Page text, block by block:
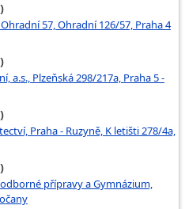
57, Ohradní 126/57, Praha 4
a.s., Plzeňská 298/217a, Praha 5 -
Praha - Ruzyně, K letišti 278/4a,
přípravy a Gymnázium,